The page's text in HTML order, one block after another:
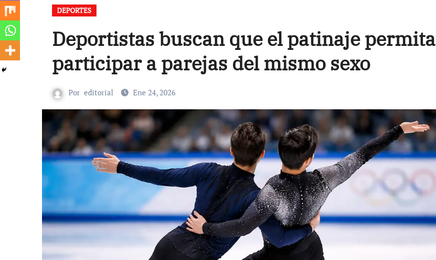
DEPORTES
Deportistas buscan que el patinaje permita
participar a parejas del mismo sexo
Por editorial Ene 24, 2026